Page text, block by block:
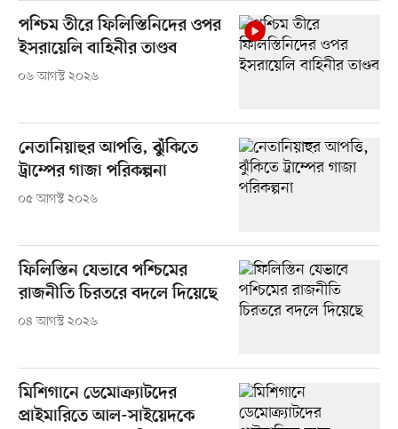
পশ্চিম তীরে ফিলিস্তিনিদের ওপর
ইসরায়েলি বাহিনীর তাণ্ডব
০৬ আগস্ট ২০২৬
নেতানিয়াহুর আপত্তি, ঝুঁকিতে
ট্রাম্পের গাজা পরিকল্পনা
০৫ আগস্ট ২০২৬
ফিলিস্তিন যেভাবে পশ্চিমের
রাজনীতি চিরতরে বদলে দিয়েছে
০৪ আগস্ট ২০২৬
মিশিগানে ডেমোক্র্যাটদের
প্রাইমারিতে আল-সাইয়েদকে